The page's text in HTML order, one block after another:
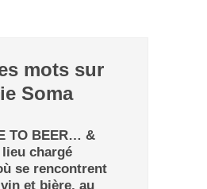
mots sur
Soma
TO BEER… &
lieu chargé
se rencontrent
et bière, au